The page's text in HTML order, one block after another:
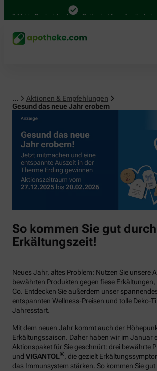
in Deutschland Online bei Ihrer Apotheke bestellen
...
Aktionen & Empfehlungen
Gesund das neue Jahr erobern
So kommen Sie gut
Erkältungszeit!
Neues Jahr, altes Problem: Nutzen Sie unsere
bewährten Produkten gegen fiese
Co. Entdecken Sie außerdem unser
entspannten Wellness-Preisen und tolle Deko-
Jahresstart.
Mit dem neuen Jahr kommt auch der
Erkältungssaison. Daher haben wir im Januar
Aktionspaket für Sie geschnürt: drei bewährte
und VIGANTOL®, die gezielt
das Immunsystem stärken. So kommen Sie